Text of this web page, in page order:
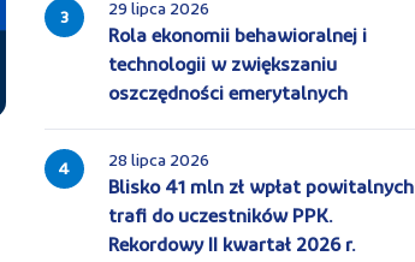
3 29 lipca 2026
Rola ekonomii behawioralnej i
technologii w zwiększaniu
oszczędności emerytalnych
4 28 lipca 2026
Blisko 41 mln zł wpłat powitalnych
trafi do uczestników PPK.
Rekordowy II kwartał 2026 r.